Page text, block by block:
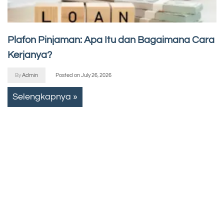
Plafon Pinjaman: Apa Itu dan Bagaimana Cara
Kerjanya?
ByAdmin Posted onJuly 26, 2026
Selengkapnya »